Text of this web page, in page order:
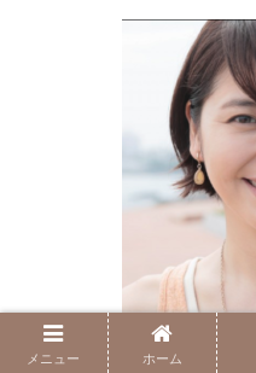
メニュー ホーム